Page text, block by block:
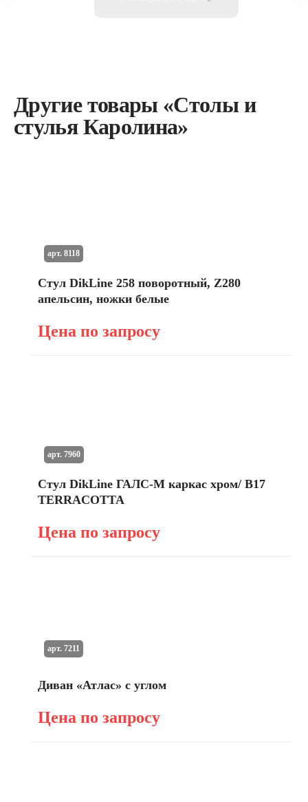
Другие товары «Столы и
стулья Каролина»
Стул DikLine 258 поворотный, Z280
апельсин, ножки белые
Цена по запросу
арт. 8118
Стул DikLine ГАЛС-М каркас хром/ B17
TERRACOTTA
Цена по запросу
арт. 7960
Диван «Атлас» с углом
Цена по запросу
арт. 7211